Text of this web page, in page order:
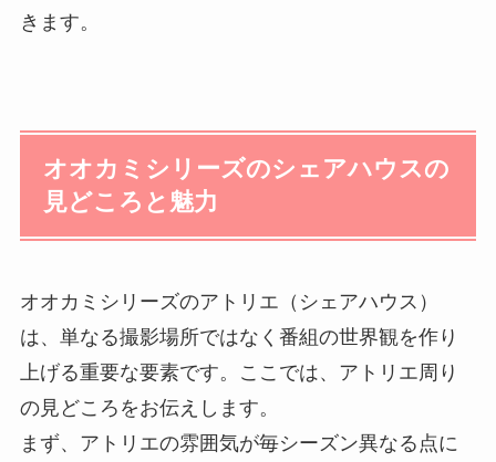
きます。
オオカミシリーズのシェアハウスの
見どころと魅力
オオカミシリーズのアトリエ（シェアハウス）
は、単なる撮影場所ではなく番組の世界観を作り
上げる重要な要素です。ここでは、アトリエ周り
の見どころをお伝えします。
まず、アトリエの雰囲気が毎シーズン異なる点に